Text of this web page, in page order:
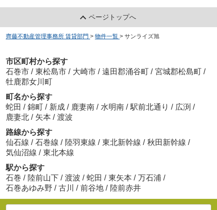
ページトップへ
齊藤不動産管理事務所 賃貸部門 > 物件一覧 > サンライズ旭
市区町村から探す
石巻市 / 東松島市 / 大崎市 / 遠田郡涌谷町 / 宮城郡松島町 /
牡鹿郡女川町
町名から探す
蛇田 / 錦町 / 新成 / 鹿妻南 / 水明南 / 駅前北通り / 広渕 /
鹿妻北 / 矢本 / 渡波
路線から探す
仙石線 / 石巻線 / 陸羽東線 / 東北新幹線 / 秋田新幹線 /
気仙沼線 / 東北本線
駅から探す
石巻 / 陸前山下 / 渡波 / 蛇田 / 東矢本 / 万石浦 /
石巻あゆみ野 / 古川 / 前谷地 / 陸前赤井